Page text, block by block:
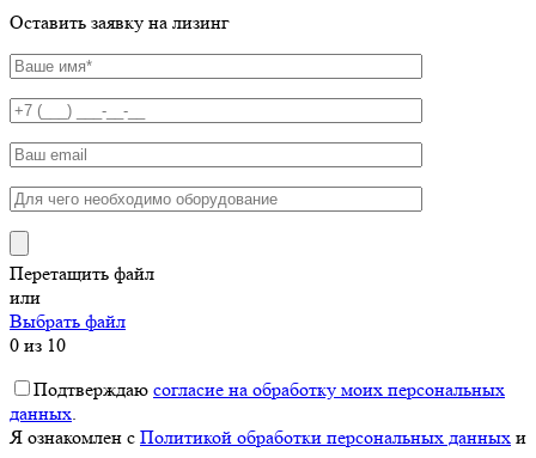
Оставить заявку на лизинг
Перетащить файл
или
Выбрать файл
0 из 10
Подтверждаю согласие на обработку моих персональных
данных.
Я ознакомлен с Политикой обработки персональных данных и